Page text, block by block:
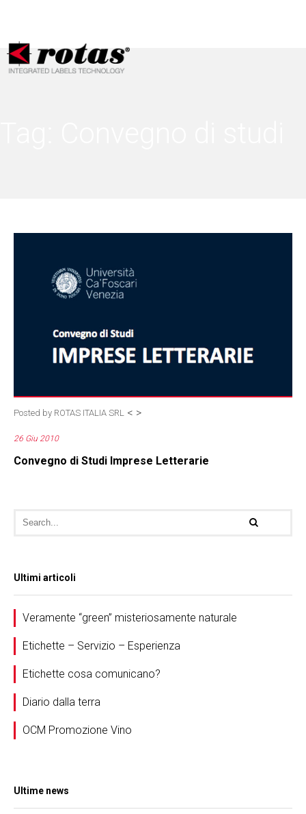
<
Posted by ROTAS ITALIA SRL >
26 Giu 2010
Convegno di Studi Imprese Letterarie
Ultimi articoli
Veramente “green” misteriosamente naturale
Etichette – Servizio – Esperienza
Etichette cosa comunicano?
Diario dalla terra
OCM Promozione Vino
Ultime news
Informativa sulla raccolta